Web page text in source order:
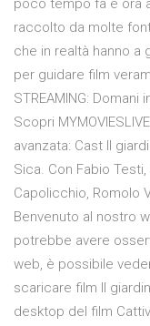
poco tempo fa è ora
raccolto da molte
che in realtà hanno a
per guidare film
STREAMING: Domani
Scopri
avanzata: Cast Il
Sica. Con Fabio
Capolicchio, Romolo
Benvenuto al nostro
potrebbe avere
web, è possibile
scaricare film Il
desktop del film